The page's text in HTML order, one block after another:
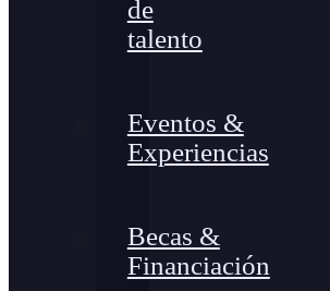
de
talento
Eventos &
Experiencias
Becas &
Financiación